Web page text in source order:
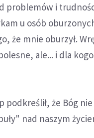
problemów i
u osób
że mnie oburzył.
ale... i dla
podkreślił, że Bóg
nad naszym